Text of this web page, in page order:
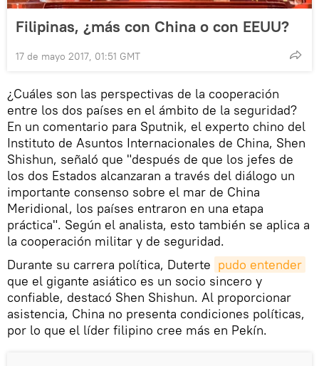
Filipinas, ¿más con China o con EEUU?
17 de mayo 2017, 01:51 GMT
¿Cuáles son las perspectivas de la cooperación
entre los dos países en el ámbito de la seguridad?
En un comentario para Sputnik, el experto chino del
Instituto de Asuntos Internacionales de China, Shen
Shishun, señaló que "después de que los jefes de
los dos Estados alcanzaran a través del diálogo un
importante consenso sobre el mar de China
Meridional, los países entraron en una etapa
práctica". Según el analista, esto también se aplica a
la cooperación militar y de seguridad.
Durante su carrera política, Duterte pudo entender
que el gigante asiático es un socio sincero y
confiable, destacó Shen Shishun. Al proporcionar
asistencia, China no presenta condiciones políticas,
por lo que el líder filipino cree más en Pekín.